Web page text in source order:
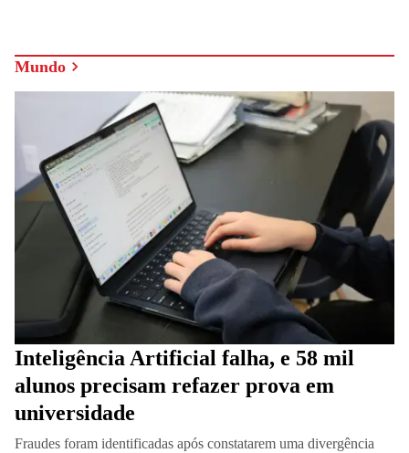
Mundo
Inteligência Artificial falha, e 58 mil
alunos precisam refazer prova em
universidade
Fraudes foram identificadas após constatarem uma divergência